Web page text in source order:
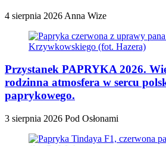
4 sierpnia 2026 Anna Wize
Przystanek PAPRYKA 2026.
rodzinna atmosfera w sercu
paprykowego.
3 sierpnia 2026 Pod Osłonami